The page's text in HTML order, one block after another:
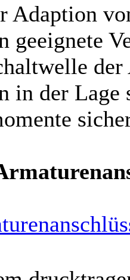
Adaption
geeignete
in der Lage